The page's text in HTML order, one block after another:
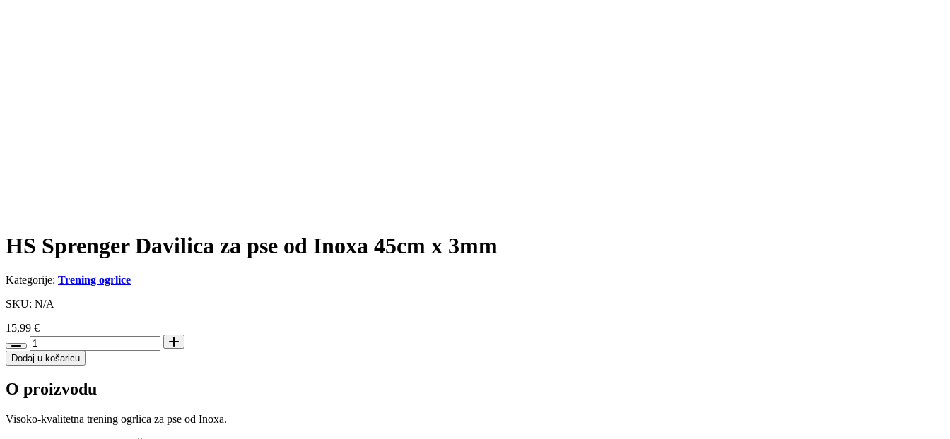
HS Sprenger Davilica za pse od Inoxa 45cm x 3mm
Kategorije: Trening ogrlice
SKU: N/A
15,99 €
HS
Sprenger
Davilica
pse
Inoxa
Dodaj u košaricu
O proizvodu
Visoko-kvalitetna trening ogrlica za pse od Inoxa.